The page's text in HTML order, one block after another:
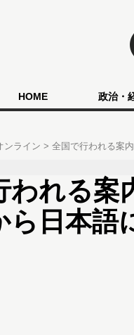
HOME 政治・
ンライン 全国で行われる案
われる案
ら日本